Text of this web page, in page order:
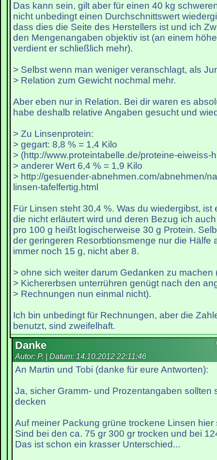
Das kann sein, gilt aber für einen 40 kg
nicht unbedingt einen Durchschnittswert
dass dies die Seite des Herstellers ist und ich
den Mengenangaben objektiv ist (an einem
verdient er schließlich mehr).
> Selbst wenn man weniger veranschlagt, als
> Relation zum Gewicht nochmal mehr.
Aber eben nur in Relation. Bei dir waren es
habe deshalb relative Angaben gesucht und
> Zu Linsenprotein:
> gegart: 8,8 % = 1,4 Kilo
> (http://www.proteintabelle.de/proteine-eiweiss-
> anderer Wert 6,4 % = 1,9 Kilo
> http://gesuender-abnehmen.com/abnehmen/
linsen-tafelfertig.html
Für Linsen steht 30,4 %. Was du wiedergibst, ist
die nicht erläutert wird und deren Bezug ich
pro 100 g heißt logischerweise 30 g Protein.
der geringeren Resorbtionsmenge nur die Hälfe
immer noch 15 g, nicht aber 8.
> ohne sich weiter darum Gedanken zu machen
> Kichererbsen unterrühren genügt nach den
> Rechnungen nun einmal nicht).
Ich bin unbedingt für Rechnungen, aber die
benutzt, sind zweifelhaft.
Danke
Autor: P. | Datum: 14.10.2012 22:11:46
An Martin und Tobi (danke für eure Antworten):
Ja, sicher Gramm- und Prozentangaben sollten
decken
Auf meiner Packung grüne trockene Linsen hier
Sind bei den ca. 75 gr 300 gr trocken und bei
Das ist schon ein krasser Unterschied...